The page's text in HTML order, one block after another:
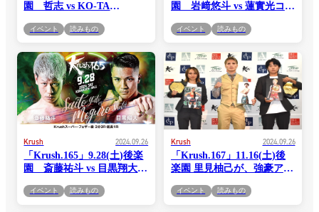
園 哲志 vs KO-TA
「代打を引き受けた覚悟あ
志)vs「一方的な展開で九州
からヤバい奴が来たと思わ
せる」(KO-TA)
イベント 読みもの
園 岩﨑悠斗 vs 蓮實光コメ
テクニックを1から見直し
パワーを1年かけて見直
し、磨きをかけてきた」(蓮
實)
イベント 読みもの
Krush 2024.09.26
「Krush.165」9.28(土)後楽
園 斎藤祐斗 vs 目黒翔大コ
カミソリキックで仕留めた
イベント 読みもの
Krush 2024.09.26
「Krush.167」11.16(土)後
楽園 里見柚己が、強豪アー
の国際戦！ Krush女子2大
イベント 読みもの